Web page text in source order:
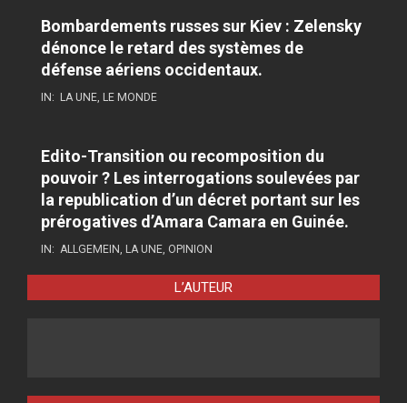
Bombardements russes sur Kiev : Zelensky
dénonce le retard des systèmes de
défense aériens occidentaux.
IN: LA UNE, LE MONDE
Edito-Transition ou recomposition du
pouvoir ? Les interrogations soulevées par
la republication d’un décret portant sur les
prérogatives d’Amara Camara en Guinée.
IN: ALLGEMEIN, LA UNE, OPINION
L’AUTEUR